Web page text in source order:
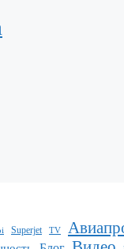
Superjet TV